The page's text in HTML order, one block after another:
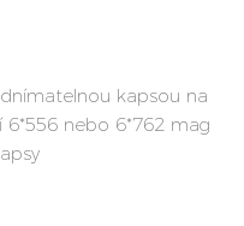
kapsou na
6*556 nebo 6*762 mag